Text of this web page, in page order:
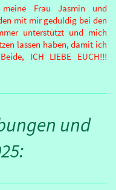
Frau Jasmin und
mit mir geduldig bei den
unterstützt und mich
lassen haben, damit ich
ICH LIEBE EUCH!!!
und